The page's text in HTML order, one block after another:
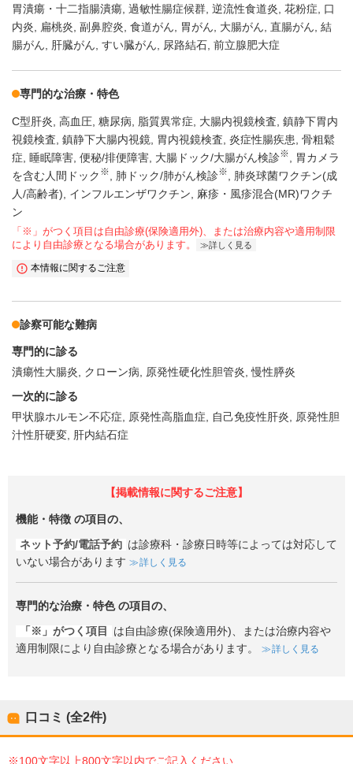
胃潰瘍・十二指腸潰瘍 過敏性腸症候群 逆流性食道炎 花粉症
口
内炎
扁桃炎 副鼻腔炎 食道がん 胃がん 大腸がん 直腸がん 結
腸がん
肝臓がん すい臓がん 尿路結石 前立腺肥大症
専門的な治療・特色
C型肝炎 高血圧 糖尿病 脂質異常症 大腸内視鏡検査 鎮静下胃内
視鏡検査 鎮静下大腸内視鏡 胃内視鏡検査 炎症性腸疾患 骨粗鬆
症
睡眠障害 便秘/排便障害 大腸ドック/大腸がん検診※
胃カメラ
を含む人間ドック ※ 肺ドック/肺がん検診※
肺炎球菌ワクチン(成
人/高齢者)
インフルエンザワクチン
麻疹・風疹混合(MR)ワクチ
ン
「※」がつく項目は自由診療(保険適用外)、または治療内容や適用制限
により自由診療となる場合があります。
詳しく見る
本情報に関するご注意
診察可能な難病
専門的に診る
潰瘍性大腸炎
クローン病 原発性硬化性胆管炎 慢性膵炎
一次的に診る
甲状腺ホルモン不応症
原発性高脂血症 自己免疫性肝炎
原発性胆
汁性肝硬変
肝内結石症
【掲載情報に関するご注意】
機能・特徴 の項目の、
ネット予約/電話予約 は診療科・診療日時等によっては対応して
いない場合があります
詳しく見る
専門的な治療・特色の項目の、
「※」がつく項目
は自由診療(保険適用外)、または治療内容や
適用制限により自由診療となる場合があります。
詳しく見る
口コミ (全2件)
※100文字以上800文字以内でご記入ください